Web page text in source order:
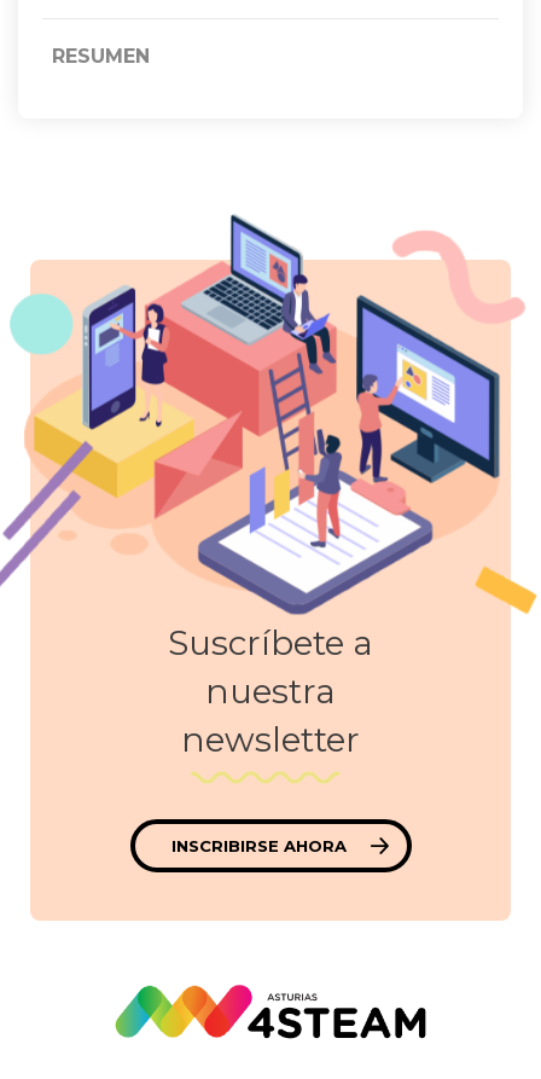
RESUMEN
Suscríbete a
nuestra
newsletter
INSCRIBIRSE AHORA